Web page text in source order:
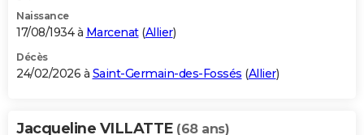
Naissance
17/08/1934 à Marcenat(Allier)
Décès
24/02/2026 à Saint-Germain-des-Fossés (Allier)
Jacqueline VILLATTE (68 ans)